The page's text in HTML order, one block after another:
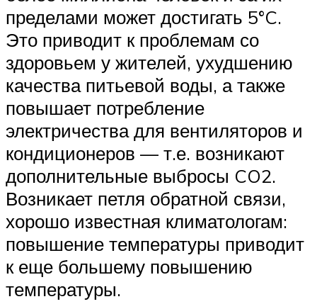
пределами может достигать 5°C.
Это приводит к проблемам со
здоровьем у жителей, ухудшению
качества питьевой воды, а также
повышает потребление
электричества для вентиляторов и
кондиционеров — т.е. возникают
дополнительные выбросы CO2.
Возникает петля обратной связи,
хорошо известная климатологам:
повышение температуры приводит
к еще большему повышению
температуры.